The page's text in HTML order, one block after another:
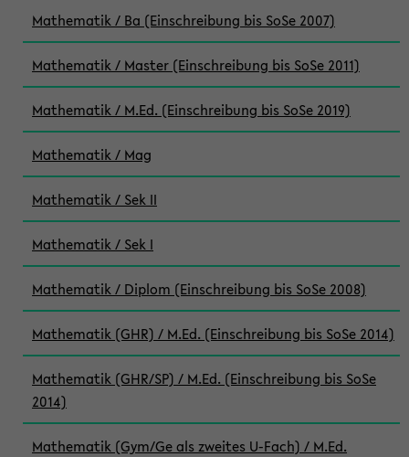
Mathematik / Ba (Einschreibung bis SoSe 2007)
Mathematik / Master (Einschreibung bis SoSe 2011)
Mathematik / M.Ed. (Einschreibung bis SoSe 2019)
Mathematik / Mag
Mathematik / Sek II
Mathematik / Sek I
Mathematik / Diplom (Einschreibung bis SoSe 2008)
Mathematik (GHR) / M.Ed. (Einschreibung bis SoSe 2014)
Mathematik (GHR/SP) / M.Ed. (Einschreibung bis SoSe
2014)
Mathematik (Gym/Ge als zweites U-Fach) / M.Ed.